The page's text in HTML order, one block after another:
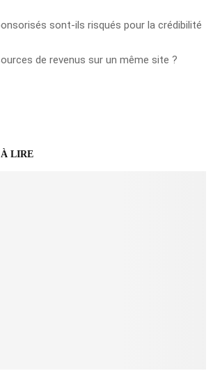
sont-ils risqués pour la crédibilité
de revenus sur un même site ?
À LIRE